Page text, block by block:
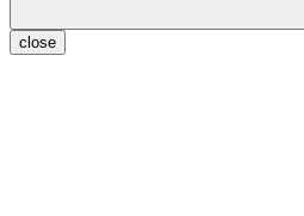
close